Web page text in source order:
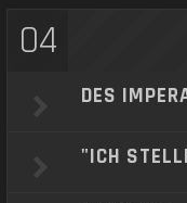
04
DES
"ICH